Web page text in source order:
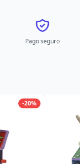
Pago seguro
-20%